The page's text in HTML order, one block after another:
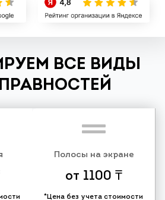
ВСЕ ВИДЫ
Полосы на экране
от 1100 ₸
*Цена без учета стоимости